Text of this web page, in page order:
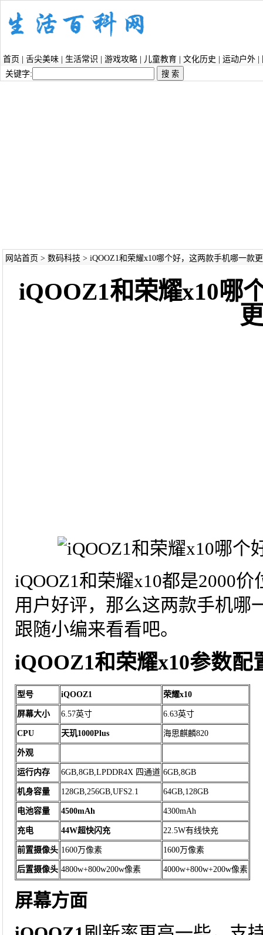
首页 舌尖美味 生活常识 游戏攻略 儿童教育 文化历史 运动户外
关键字:
网站首页 > 数码科技 > iQOOZ1和荣耀x10哪个好，这两款手机哪一款
iQOOZ1和荣耀x10哪
iQOOZ1和荣耀x10都是2000
用户好评，那么这两款手机哪
跟随小编来看看吧。
iQOOZ1和荣耀x10参数配
型号 iQOOZ1 荣耀x10
屏幕大小 6.57英寸 6.63英寸
CPU 天玑1000Plus 海思麒麟820
外观
运行内存 6GB,8GB,LPDDR4X 四通道 6GB,8GB
机身容量 128GB,256GB,UFS2.1 64GB,128GB
电池容量 4500mAh 4300mAh
充电 44W超快闪充 22.5W有线快充
前置摄像头 1600万像素 1600万像素
后置摄像头 4800w+800w200w像素 4000w+800w+200w像素
屏幕方面